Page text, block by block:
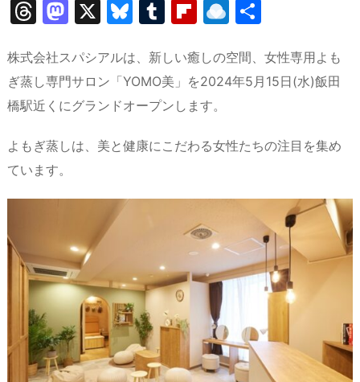
T
e
a
d
s
M
st
o
d
o
X
Bl
e
s
k
y
T
m
bl
r
Fl
b
o
ar
d
R
n
dr
p.
株式会社スパシアルは、新しい癒しの空間、女性専用よも
ぎ蒸し専門サロン「YOMO美」を2024年5月15日(水)飯田
橋駅近くにグランドオープンします。
よもぎ蒸しは、美と健康にこだわる女性たちの注目を集め
ています。